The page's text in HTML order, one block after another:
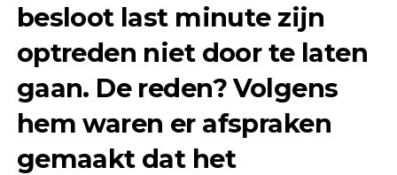
besloot last minute zijn
optreden niet door te laten
gaan. De reden? Volgens
hem waren er afspraken
gemaakt dat het